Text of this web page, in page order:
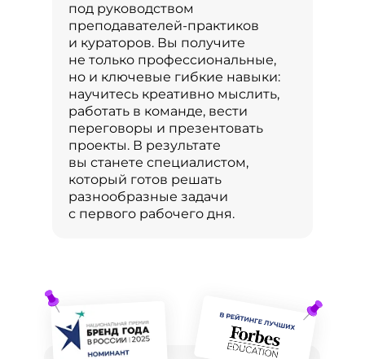
под руководством
преподавателей‑практиков
и кураторов. Вы получите
не только профессиональные,
но и ключевые гибкие навыки:
научитесь креативно мыслить,
работать в команде, вести
переговоры и презентовать
проекты. В результате
вы станете специалистом,
который готов решать
разнообразные задачи
с первого рабочего дня.